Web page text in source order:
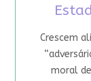
Crescem
moral